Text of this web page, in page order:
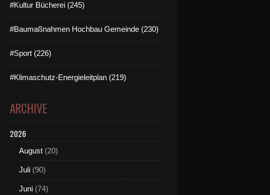
#Kultur Bücherei (245)
#Baumaßnahmen Hochbau Gemeinde (230)
#Sport (226)
#Klimaschutz-Energieleitplan (219)
ARCHIVE
2026
August (20)
Juli (90)
Juni (74)